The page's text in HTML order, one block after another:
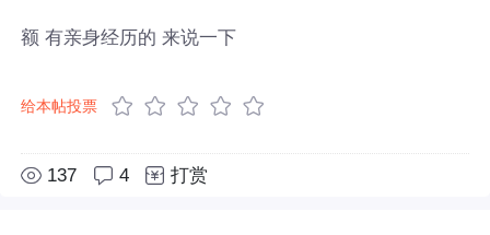
额 有亲身经历的 来说一下
给本帖投票
137 4 打赏